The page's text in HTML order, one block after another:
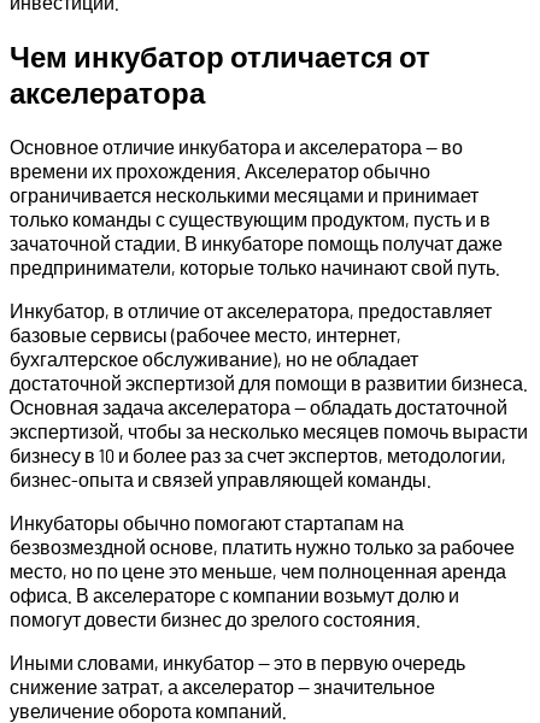
Чем инкубатор отличается от
акселератора
Основное отличие инкубатора и акселератора — во
времени их прохождения. Акселератор обычно
ограничивается несколькими месяцами и принимает
только команды с существующим продуктом, пусть и в
зачаточной стадии. В инкубаторе помощь получат даже
предприниматели, которые только начинают свой путь.
Инкубатор, в отличие от акселератора, предоставляет
базовые сервисы (рабочее место, интернет,
бухгалтерское обслуживание), но не обладает
достаточной экспертизой для помощи в развитии бизнеса.
Основная задача акселератора — обладать достаточной
экспертизой, чтобы за несколько месяцев помочь вырасти
бизнесу в 10 и более раз за счет экспертов, методологии,
бизнес-опыта и связей управляющей команды.
Инкубаторы обычно помогают стартапам на
безвозмездной основе, платить нужно только за рабочее
место, но по цене это меньше, чем полноценная аренда
офиса. В акселераторе с компании возьмут долю и
помогут довести бизнес до зрелого состояния.
Иными словами, инкубатор — это в первую очередь
снижение затрат, а акселератор — значительное
увеличение оборота компаний.